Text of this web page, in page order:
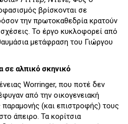
βρίσκονται σε
την πρωτοκαθεδρία κρατούν
Το έργο κυκλοφορεί από
μετάφραση του Γιώργου
σε αλπικό σκηνικό
Worringer, που ποτέ δεν
από την οικογενειακή
(και επιστροφής) τους
άπειρο. Τα κορίτσια